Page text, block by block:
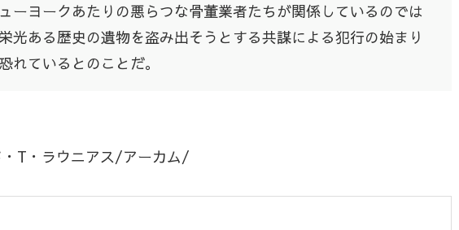
ーヨークあたりの悪らつな骨董業者たちが関係しているのでは
光ある歴史の遺物を盗み出そうとする共謀による犯行の始まり
れているとのことだ。
T・ラウニアス/アーカム/